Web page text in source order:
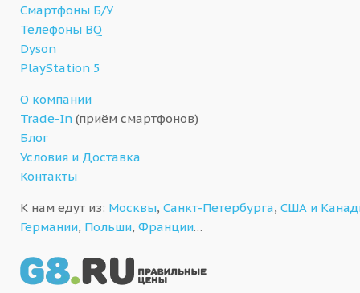
Смартфоны Б/У
Телефоны BQ
Dyson
PlayStation 5
О компании
Trade-In (приём смартфонов)
Блог
Условия и Доставка
Контакты
К нам едут из: Москвы, Санкт-Петербурга, США и
Германии, Польши, Франции…